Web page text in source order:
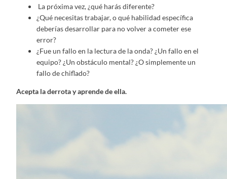
La próxima vez, ¿qué harás diferente?
¿Qué necesitas trabajar, o qué habilidad específica
deberías desarrollar para no volver a cometer ese
error?
¿Fue un fallo en la lectura de la onda? ¿Un fallo en el
equipo? ¿Un obstáculo mental? ¿O simplemente un
fallo de chiflado?
Acepta la derrota y aprende de ella.